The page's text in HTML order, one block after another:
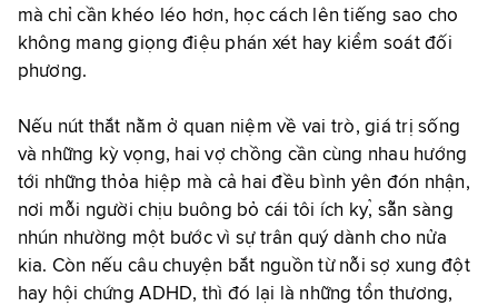
mà chỉ cần khéo léo hơn, học cách lên tiếng sao cho
không mang giọng điệu phán xét hay kiểm soát đối
phương.
Nếu nút thắt nằm ở quan niệm về vai trò, giá trị sống
và những kỳ vọng, hai vợ chồng cần cùng nhau hướng
tới những thỏa hiệp mà cả hai đều bình yên đón nhận,
nơi mỗi người chịu buông bỏ cái tôi ích kỷ, sẵn sàng
nhún nhường một bước vì sự trân quý dành cho nửa
kia. Còn nếu câu chuyện bắt nguồn từ nỗi sợ xung đột
hay hội chứng ADHD, thì đó lại là những tổn thương,